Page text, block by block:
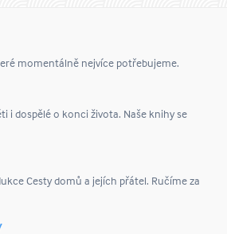
momentálně nejvíce potřebujeme.
i dospělé o konci života. Naše knihy se
Cesty domů a jejích přátel. Ručíme za